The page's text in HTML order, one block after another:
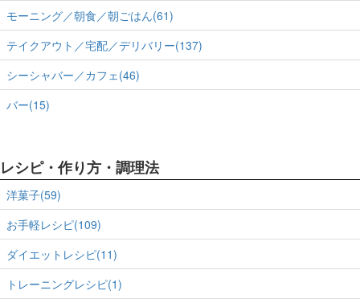
モーニング／朝食／朝ごはん(61)
テイクアウト／宅配／デリバリー(137)
シーシャバー／カフェ(46)
バー(15)
レシピ・作り方・調理法
洋菓子(59)
お手軽レシピ(109)
ダイエットレシピ(11)
トレーニングレシピ(1)